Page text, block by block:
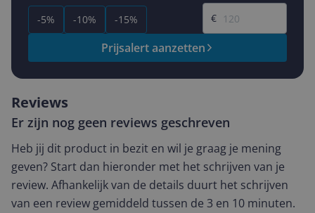
-5% -10% -15%
€
Prijsalert aanzetten
Reviews
Er zijn nog geen reviews geschreven
Heb jij dit product in bezit en wil je graag je mening
geven? Start dan hieronder met het schrijven van je
review. Afhankelijk van de details duurt het schrijven
van een review gemiddeld tussen de 3 en 10 minuten.